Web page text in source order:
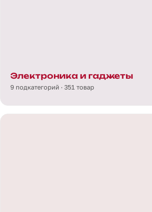
Электроника и гаджеты
9 подкатегорий · 351 товар